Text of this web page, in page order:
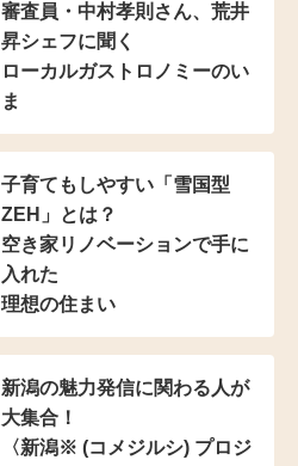
審査員・中村孝則さん、 荒井
昇シェフに聞く
ローカルガストロノミーのい
ま
子育てもしやすい 「雪国型
ZEH」とは？
空き家リノベーションで手に
入れた
理想の住まい
新潟の魅力発信に関わる人が
大集合！
〈新潟※ (コメジルシ) プロジ